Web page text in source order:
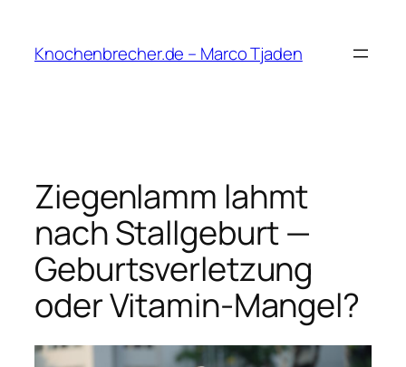
springen
Knochenbrecher.de – Marco Tjaden
Ziegenlamm lahmt
nach Stallgeburt —
Geburtsverletzung
oder Vitamin-Mangel?